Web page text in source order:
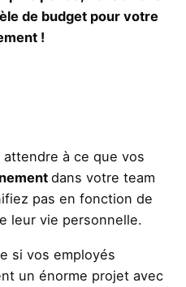
de budget pour votre
!
à ce que vos
dans votre team
pas en fonction de
leur vie personnelle.
si vos employés
un énorme projet avec